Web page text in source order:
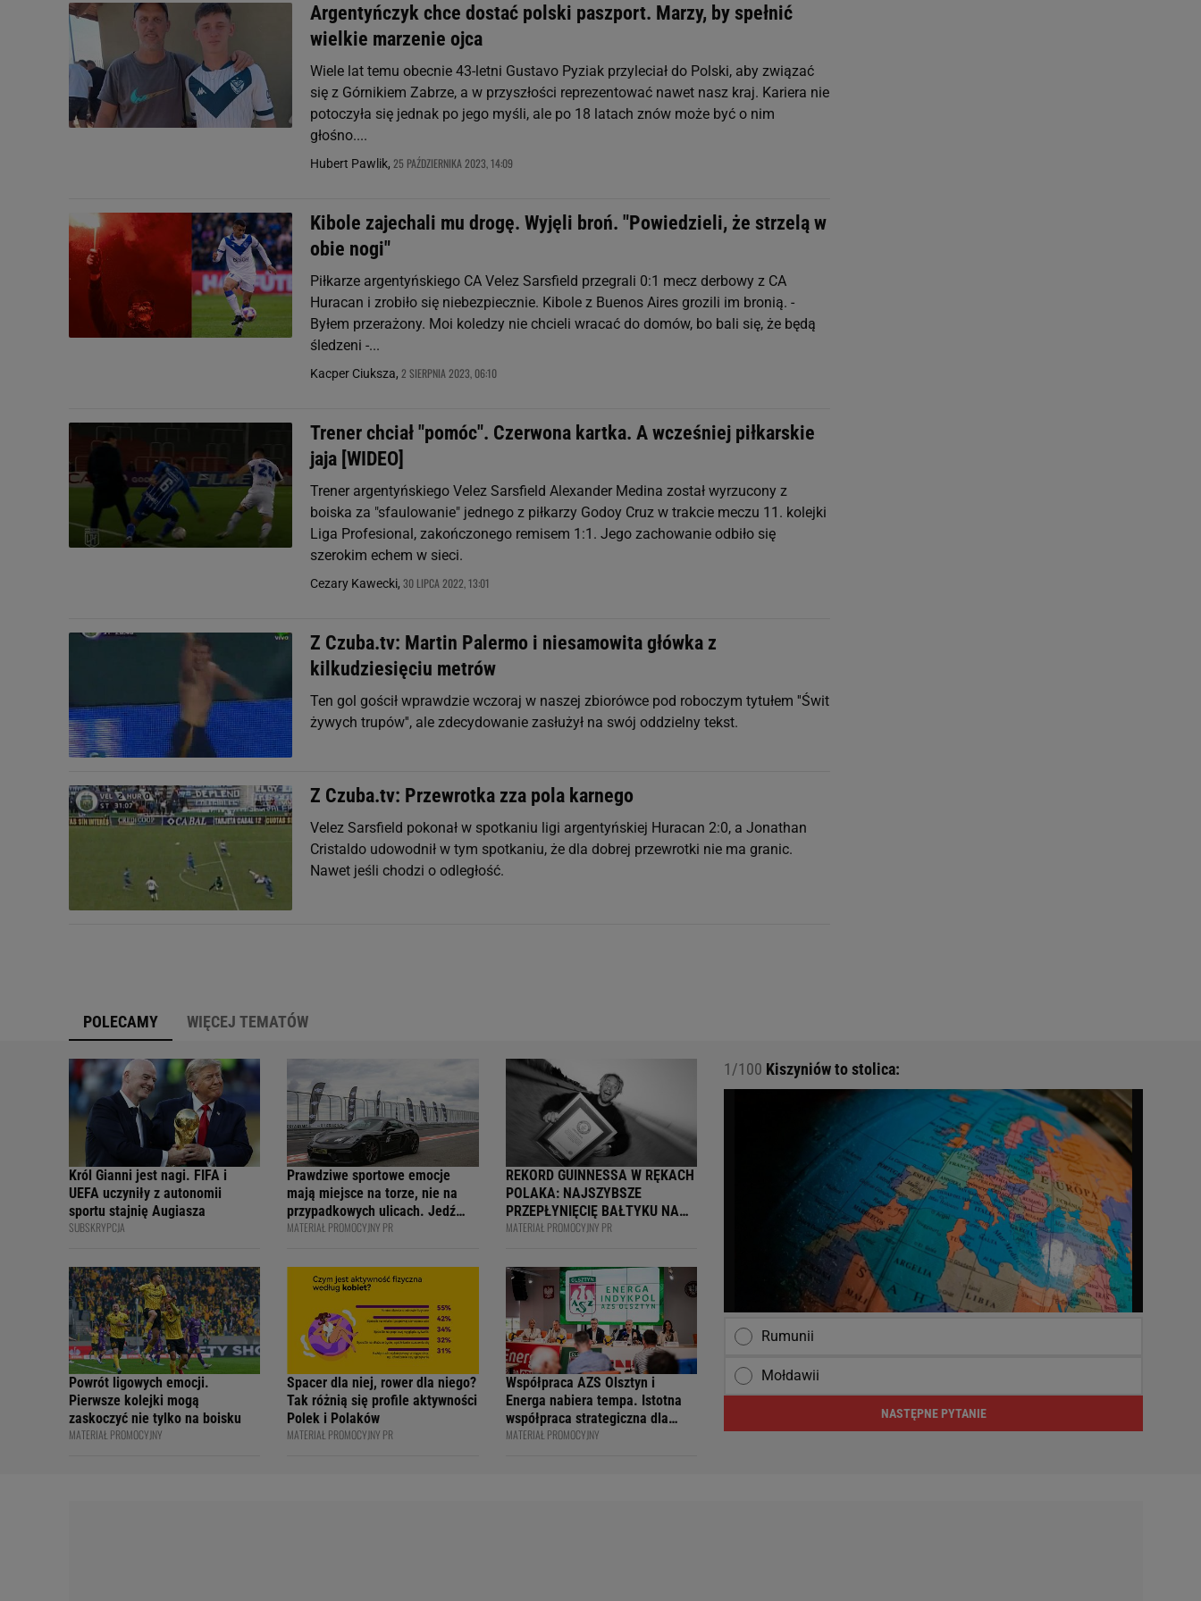
Argentyńczyk chce dostać polski paszport. Marzy, by spełnić
wielkie marzenie ojca
Wiele lat temu obecnie 43-letni Gustavo Pyziak przyleciał do Polski, aby związać
się z Górnikiem Zabrze, a w przyszłości reprezentować nawet nasz kraj. Kariera nie
potoczyła się jednak po jego myśli, ale po 18 latach znów może być o nim
głośno....
Hubert Pawlik, 25 PAŹDZIERNIKA 2023, 14:09
Kibole zajechali mu drogę. Wyjęli broń. "Powiedzieli, że strzelą w
obie nogi"
Piłkarze argentyńskiego CA Velez Sarsfield przegrali 0:1 mecz derbowy z CA
Huracan i zrobiło się niebezpiecznie. Kibole z Buenos Aires grozili im bronią. -
Byłem przerażony. Moi koledzy nie chcieli wracać do domów, bo bali się, że będą
śledzeni -...
Kacper Ciuksza, 2 SIERPNIA 2023, 06:10
Trener chciał "pomóc". Czerwona kartka. A wcześniej piłkarskie
jaja [WIDEO]
Trener argentyńskiego Velez Sarsfield Alexander Medina został wyrzucony z
boiska za "sfaulowanie" jednego z piłkarzy Godoy Cruz w trakcie meczu 11. kolejki
Liga Profesional, zakończonego remisem 1:1. Jego zachowanie odbiło się
szerokim echem w sieci.
Cezary Kawecki, 30 LIPCA 2022, 13:01
Z Czuba.tv: Martin Palermo i niesamowita główka z
kilkudziesięciu metrów
Ten gol gościł wprawdzie wczoraj w naszej zbiorówce pod roboczym tytułem ''Świt
żywych trupów'', ale zdecydowanie zasłużył na swój oddzielny tekst.
Z Czuba.tv: Przewrotka zza pola karnego
Velez Sarsfield pokonał w spotkaniu ligi argentyńskiej Huracan 2:0, a Jonathan
Cristaldo udowodnił w tym spotkaniu, że dla dobrej przewrotki nie ma granic.
Nawet jeśli chodzi o odległość.
POLECAMY WIĘCEJ TEMATÓW
Król Gianni jest nagi. FIFA i
UEFA uczyniły z autonomii
sportu stajnię Augiasza
SUBSKRYPCJA
Prawdziwe sportowe emocje
mają miejsce na torze, nie na
przypadkowych ulicach. Jedź
bezpiecznie - apelują
internetowi twórcy na 4F Racing
Academy
MATERIAŁ PROMOCYJNY PR
REKORD GUINNESSA W RĘKACH
POLAKA: NAJSZYBSZE
PRZEPŁYNIĘCIĘ BAŁTYKU NA
DESCE WINDSURFINGOWEJ -
KSIĘGI
MATERIAŁ PROMOCYJNY PR
Powrót ligowych emocji.
Pierwsze kolejki mogą
zaskoczyć nie tylko na boisku
MATERIAŁ PROMOCYJNY
Spacer dla niej, rower dla niego?
Tak różnią się profile aktywności
Polek i Polaków
MATERIAŁ PROMOCYJNY PR
Współpraca AZS Olsztyn i
Energa nabiera tempa. Istotna
współpraca strategiczna dla
siatkarskiego klubu i marki
MATERIAŁ PROMOCYJNY
1/100 Kiszyniów to stolica:
Rumunii
Mołdawii
NASTĘPNE PYTANIE